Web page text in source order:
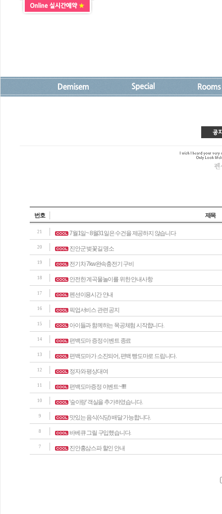
번호 제목
21 7월1일~ 8월31일은 수건을 제공하지 않습니다
20 진안군 벚꽃길 명소
19 전기차 7kw완속충전기 구비
18 안전한 계곡물놀이를 위한 안내사항
17 펜션이용시간 안내
16 픽업서비스 관련 공지
15 아이들과 함께하는 목공체험 시작합니다.
14 편백도마 증정 이벤트 종료
13 편백도마가 소진되어, 편백 빵도마로 드립니다.
12 정자와 평상대여
11 편백도마증정 이벤트~!!!!!
10 '숲이랑' 객실을 추가하였습니다.
9 맛있는 음식(식당) 배달 가능합니다.
8 바베큐 그릴 구입했습니다.
7 진안홍삼스파 할인 안내